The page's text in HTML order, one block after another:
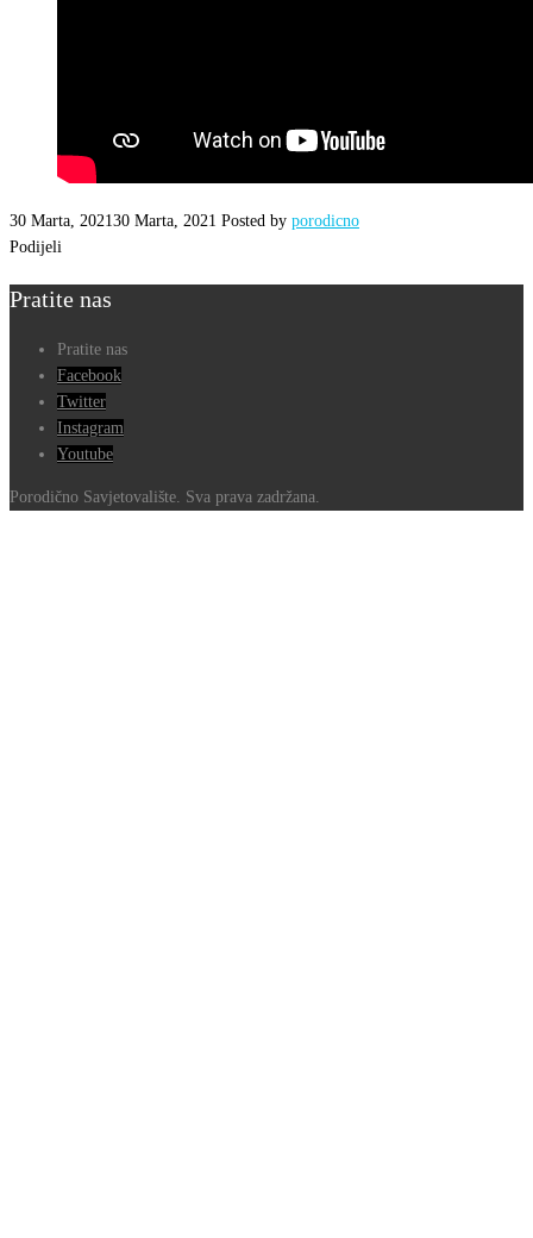
30 Marta, 2021 30 Marta, 2021 Posted by porodicno
Podijeli
Pratite nas
Pratite nas
Facebook
Twitter
Instagram
Youtube
Porodično Savjetovalište. Sva prava zadržana.